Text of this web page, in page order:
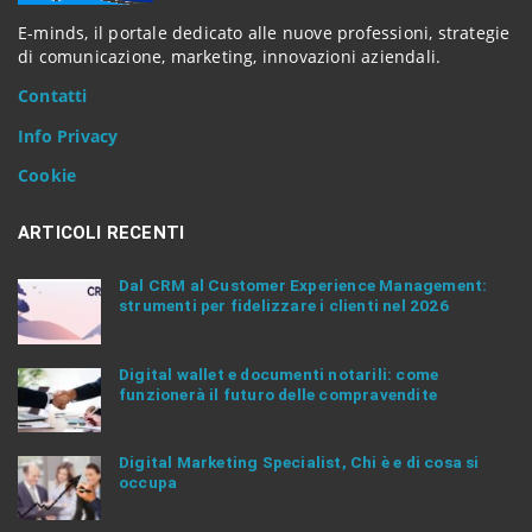
i
t
e
t
e
.
.
E-minds, il portale dedicato alle nuove professioni, strategie
di comunicazione, marketing, innovazioni aziendali.
Contatti
Info Privacy
Cookie
ARTICOLI RECENTI
Dal CRM al Customer Experience Management:
strumenti per fidelizzare i clienti nel 2026
Digital wallet e documenti notarili: come
funzionerà il futuro delle compravendite
Digital Marketing Specialist, Chi è e di cosa si
occupa